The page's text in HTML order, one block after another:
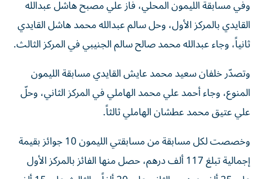
وفي مسابقة الليمون المحلي، فاز علي مصبح هاشل عبدالله
القايدي بالمركز الأول، وحل سالم عبدالله محمد هاشل القايدي
ثانياً، وجاء عبدالله محمد صالح سالم الجنيبي في المركز الثالث.
وتصدّر خلفان سعيد محمد عايش القايدي مسابقة الليمون
المنوع، وجاء أحمد علي محمد الهاملي في المركز الثاني، وحلّ
علي عتيق محمد عطشان الهاملي ثالثاً.
وخصصت لكل مسابقة من مسابقتي الليمون 10 جوائز بقيمة
إجمالية تبلغ 117 ألف درهم، حصل منها الفائز بالمركز الأول